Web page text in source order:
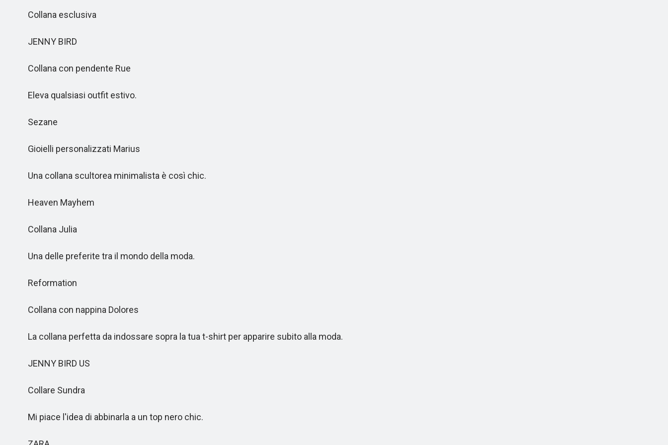
Collana esclusiva
JENNY BIRD
Collana con pendente Rue
Eleva qualsiasi outfit estivo.
Sezane
Gioielli personalizzati Marius
Una collana scultorea minimalista è così chic.
Heaven Mayhem
Collana Julia
Una delle preferite tra il mondo della moda.
Reformation
Collana con nappina Dolores
La collana perfetta da indossare sopra la tua t-shirt per apparire subito alla moda.
JENNY BIRD US
Collare Sundra
Mi piace l'idea di abbinarla a un top nero chic.